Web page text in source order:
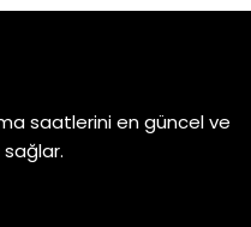
saatlerini en güncel ve